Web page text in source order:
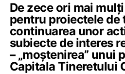
De zece ori mai
pentru proiectele de
continuarea unor
subiecte de interes
– „moștenirea” unui
Capitala Tineretului